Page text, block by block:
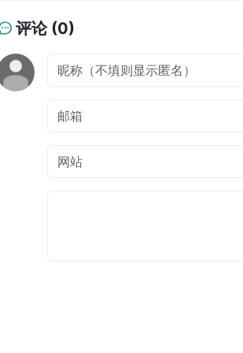
评论 (0)